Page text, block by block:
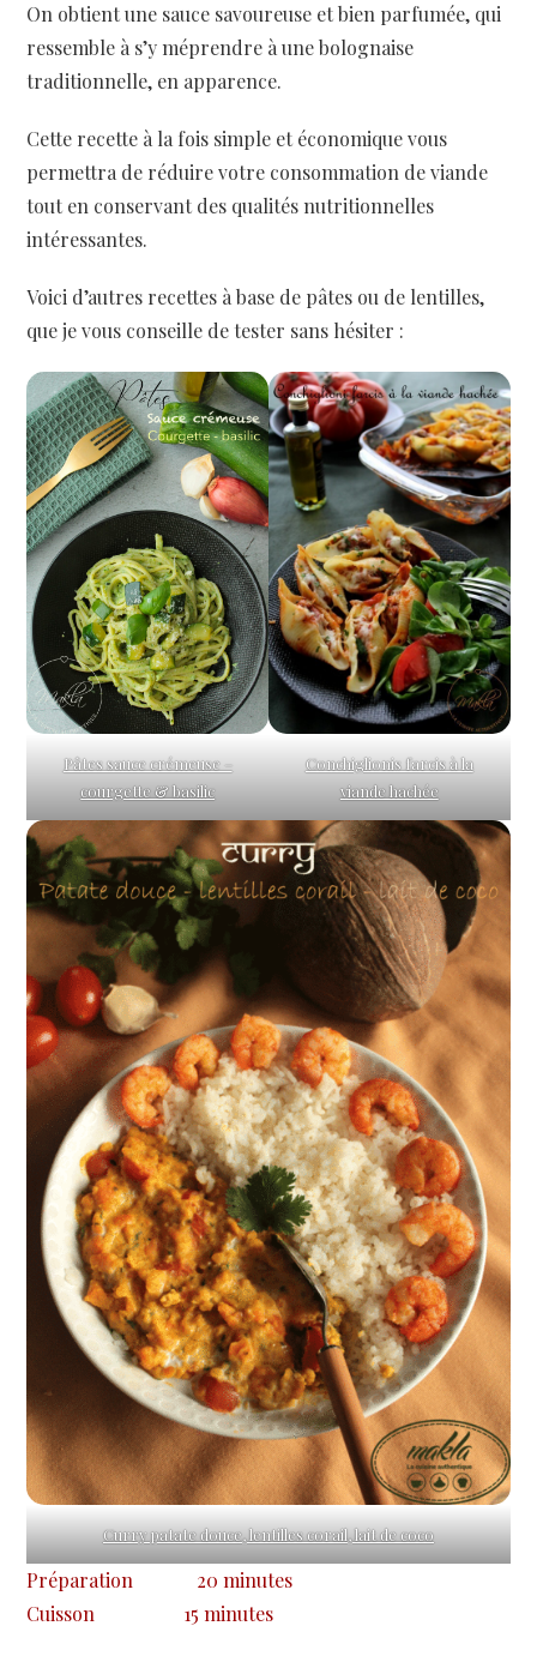
On obtient une sauce savoureuse et bien parfumée, qui
ressemble à s’y méprendre à une bolognaise
traditionnelle, en apparence.
Cette recette à la fois simple et économique vous
permettra de réduire votre consommation de viande
tout en conservant des qualités nutritionnelles
intéressantes.
Voici d’autres recettes à base de pâtes ou de lentilles,
que je vous conseille de tester sans hésiter :
Pâtes sauce crémeuse –
courgette & basilic
Conchiglionis farcis à la
viande hachée
Curry patate douce, lentilles corail, lait de coco
Préparation
20 minutes
Cuisson
15 minutes